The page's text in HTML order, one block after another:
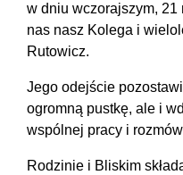
w dniu wczorajszym, 21
nas nasz Kolega i
Rutowicz.
Jego odejście
ogromną pustkę, ale i
wspólnej pracy i
Rodzinie i Bliskim